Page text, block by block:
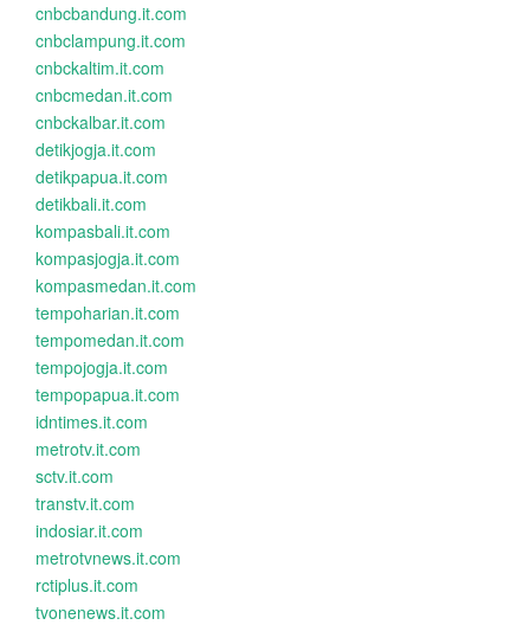
cnbcbandung.it.com
cnbclampung.it.com
cnbckaltim.it.com
cnbcmedan.it.com
cnbckalbar.it.com
detikjogja.it.com
detikpapua.it.com
detikbali.it.com
kompasbali.it.com
kompasjogja.it.com
kompasmedan.it.com
tempoharian.it.com
tempomedan.it.com
tempojogja.it.com
tempopapua.it.com
idntimes.it.com
metrotv.it.com
sctv.it.com
transtv.it.com
indosiar.it.com
metrotvnews.it.com
rctiplus.it.com
tvonenews.it.com